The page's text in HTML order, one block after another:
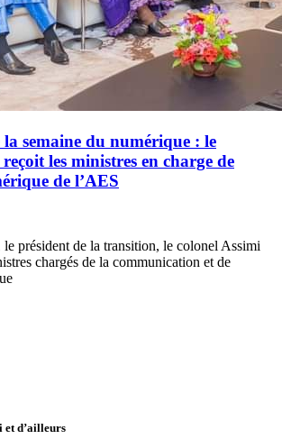
la semaine du numérique : le
les ministres en charge de
de l’AES
président de la transition, le colonel Assimi
chargés de la communication et de
et d’ailleurs